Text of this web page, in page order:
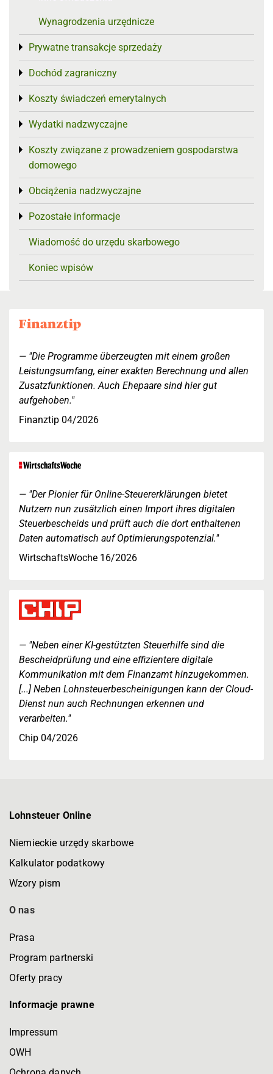
Wynagrodzenia urzędnicze
Prywatne transakcje sprzedaży
Toggle menu
Dochód zagraniczny
Toggle menu
Koszty świadczeń emerytalnych
Toggle menu
Wydatki nadzwyczajne
Toggle menu
Koszty związane z prowadzeniem gospodarstwa
domowego
Toggle menu
Obciążenia nadzwyczajne
Toggle menu
Pozostałe informacje
Toggle menu
Wiadomość do urzędu skarbowego
Koniec wpisów
"Die Programme überzeugten mit einem großen
Leistungsumfang, einer exakten Berechnung und allen
Zusatzfunktionen. Auch Ehepaare sind hier gut
aufgehoben."
Finanztip 04/2026
"Der Pionier für Online-Steuererklärungen bietet
Nutzern nun zusätzlich einen Import ihres digitalen
Steuerbescheids und prüft auch die dort enthaltenen
Daten automatisch auf Optimierungspotenzial."
WirtschaftsWoche 16/2026
"Neben einer KI-gestützten Steuerhilfe sind die
Bescheidprüfung und eine effizientere digitale
Kommunikation mit dem Finanzamt hinzugekommen.
[...] Neben Lohnsteuerbescheinigungen kann der Cloud-
Dienst nun auch Rechnungen erkennen und
verarbeiten."
Chip 04/2026
Lohnsteuer Online
Niemieckie urzędy skarbowe
Kalkulator podatkowy
Wzory pism
O nas
Prasa
Program partnerski
Oferty pracy
Informacje prawne
Impressum
OWH